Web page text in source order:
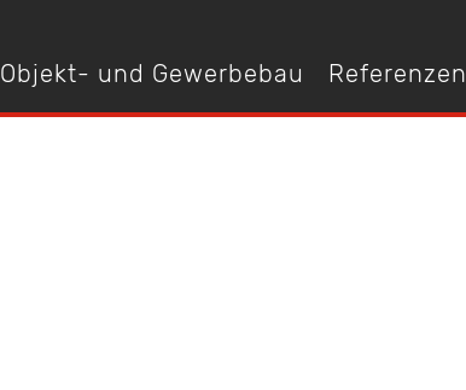
Objekt- und Gewerbebau Referenzen